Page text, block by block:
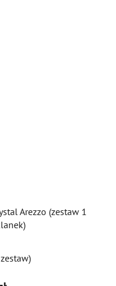
Arezzo (zestaw 1